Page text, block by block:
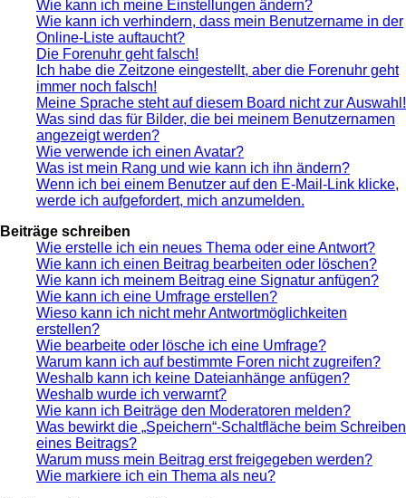
Wie kann ich meine Einstellungen ändern?
Wie kann ich verhindern, dass mein Benutzername in der
Online-Liste auftaucht?
Die Forenuhr geht falsch!
Ich habe die Zeitzone eingestellt, aber die Forenuhr geht
immer noch falsch!
Meine Sprache steht auf diesem Board nicht zur Auswahl!
Was sind das für Bilder, die bei meinem Benutzernamen
angezeigt werden?
Wie verwende ich einen Avatar?
Was ist mein Rang und wie kann ich ihn ändern?
Wenn ich bei einem Benutzer auf den E-Mail-Link klicke,
werde ich aufgefordert, mich anzumelden.
Beiträge schreiben
Wie erstelle ich ein neues Thema oder eine Antwort?
Wie kann ich einen Beitrag bearbeiten oder löschen?
Wie kann ich meinem Beitrag eine Signatur anfügen?
Wie kann ich eine Umfrage erstellen?
Wieso kann ich nicht mehr Antwortmöglichkeiten
erstellen?
Wie bearbeite oder lösche ich eine Umfrage?
Warum kann ich auf bestimmte Foren nicht zugreifen?
Weshalb kann ich keine Dateianhänge anfügen?
Weshalb wurde ich verwarnt?
Wie kann ich Beiträge den Moderatoren melden?
Was bewirkt die „Speichern“-Schaltfläche beim Schreiben
eines Beitrags?
Warum muss mein Beitrag erst freigegeben werden?
Wie markiere ich ein Thema als neu?